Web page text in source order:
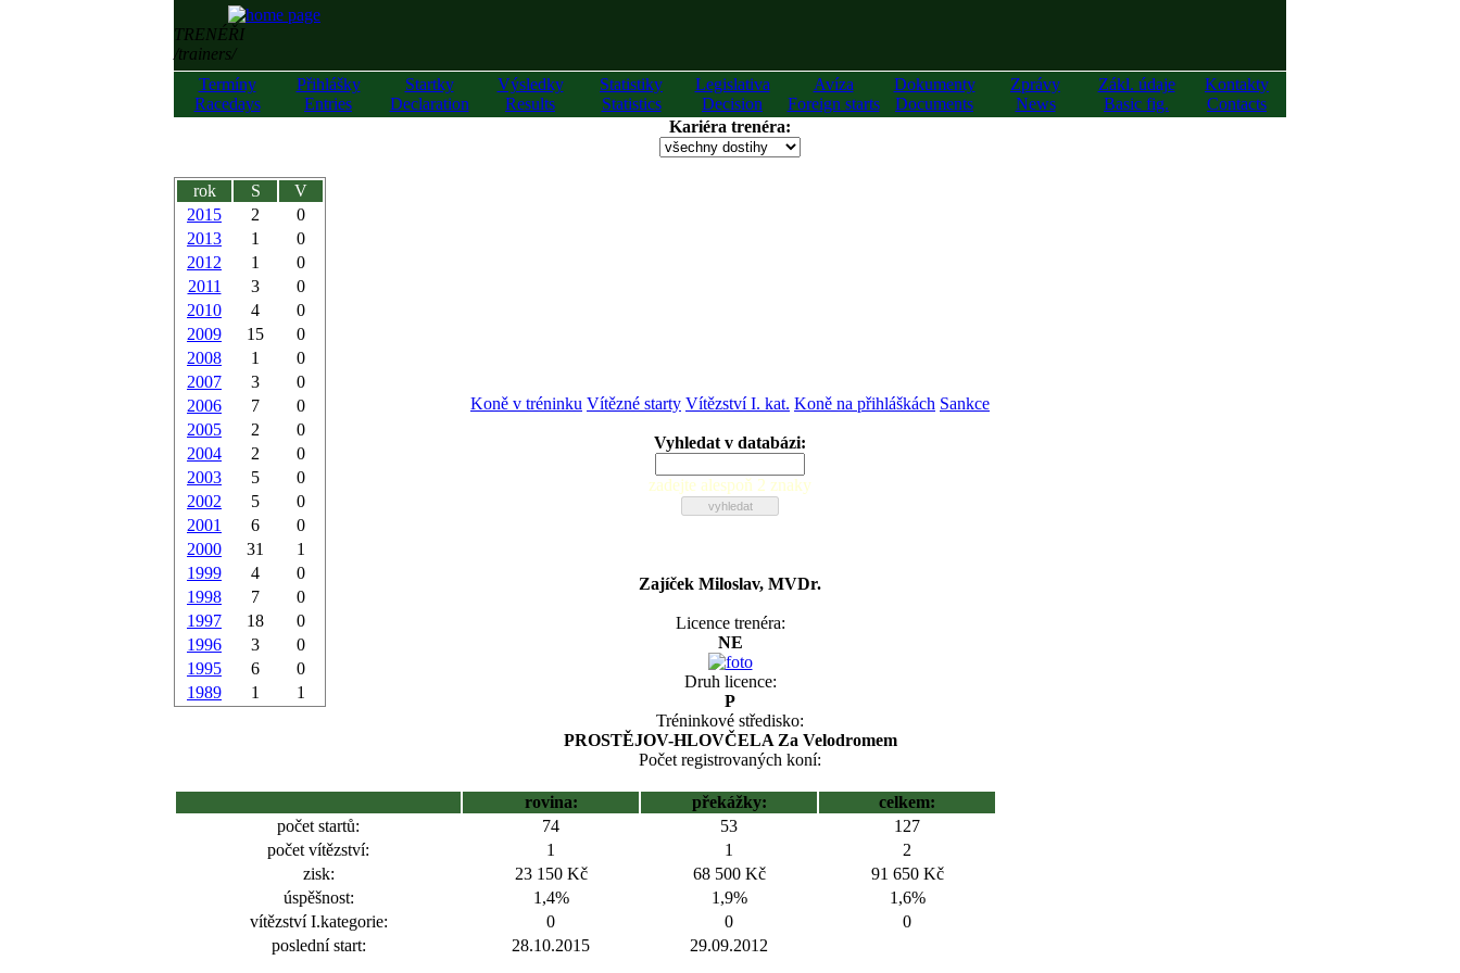
TRENÉŘI
/trainers/
Termíny
Racedays
Přihlášky
Entries
Startky
Declaration
Výsledky
Results
Statistiky
Statistics
Legislativa
Decision
Avíza
Foreign starts
Dokumenty
Documents
Zprávy
News
Zákl. údaje
Basic fig.
Kontakty
Contacts
Kariéra trenéra:
rok S
V
2015
2
0
2013
1
0
2012
1
0
2011
3
0
2010
4
0
2009
15
0
2008
1
0
2007
3
0
2006
7
0
2005
2
0
2004
2
0
2003
5
0
2002
5
0
2001
6
0
2000
31
1
1999
4
0
1998
7
0
1997
18
0
1996
3
0
1995
6
0
1989
1 1
Koně v tréninku Vítězné starty Vítězství I. kat. Koně na přihláškách Sankce
Vyhledat v databázi:
zadejte alespoň 2 znaky
Zajíček Miloslav, MVDr.
Licence trenéra:
NE
Druh licence:
P
Tréninkové středisko:
PROSTĚJOV-HLOVČELA Za Velodromem
Počet registrovaných koní:
rovina: překážky:
celkem:
počet startů:
74 53
127
počet vítězství:
1 1
2
zisk:
23 150 Kč 68 500 Kč
91 650 Kč
úspěšnost:
1,4% 1,9%
1,6%
vítězství I.kategorie:
0 0
0
poslední start:
28.10.2015 29.09.2012